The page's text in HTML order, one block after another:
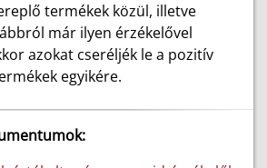
termékek közül, illetve
már ilyen érzékelővel
azokat cseréljék le a pozitív
egyikére.